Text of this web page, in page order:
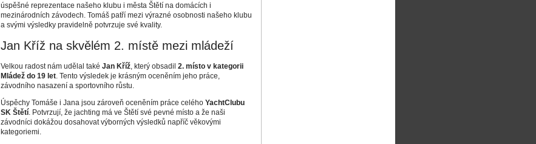
úspěšné reprezentace našeho klubu i města Štětí na domácích i
mezinárodních závodech. Tomáš patří mezi výrazné osobnosti našeho klubu
a svými výsledky pravidelně potvrzuje své kvality.
Jan Kříž na skvělém 2. místě mezi mládeží
Velkou radost nám udělal také Jan Kříž, který obsadil 2. místo v kategorii
Mládež do 19 let. Tento výsledek je krásným oceněním jeho práce,
závodního nasazení a sportovního růstu.
Úspěchy Tomáše i Jana jsou zároveň oceněním práce celého YachtClubu
SK Štětí. Potvrzují, že jachting má ve Štětí své pevné místo a že naši
závodníci dokážou dosahovat výborných výsledků napříč věkovými
kategoriemi.